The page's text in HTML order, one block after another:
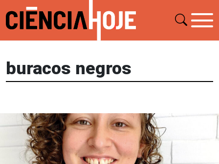
buracos negros